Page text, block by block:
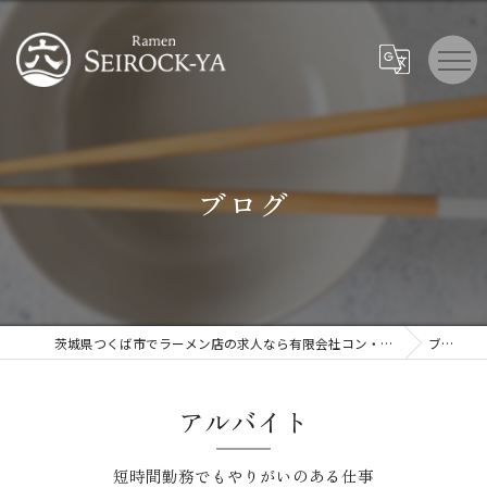
ブログ
茨城県つくば市でラーメン店の求人なら有限会社コン・コース ブログ
アルバイト
短時間勤務でもやりがいのある仕事